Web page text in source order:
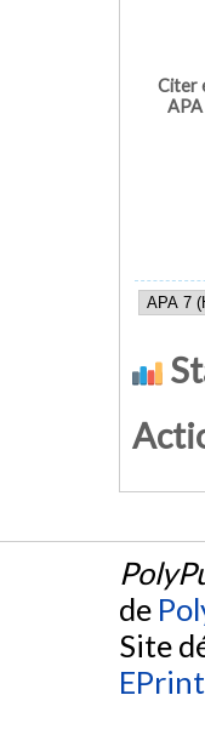
Citer
de
Site